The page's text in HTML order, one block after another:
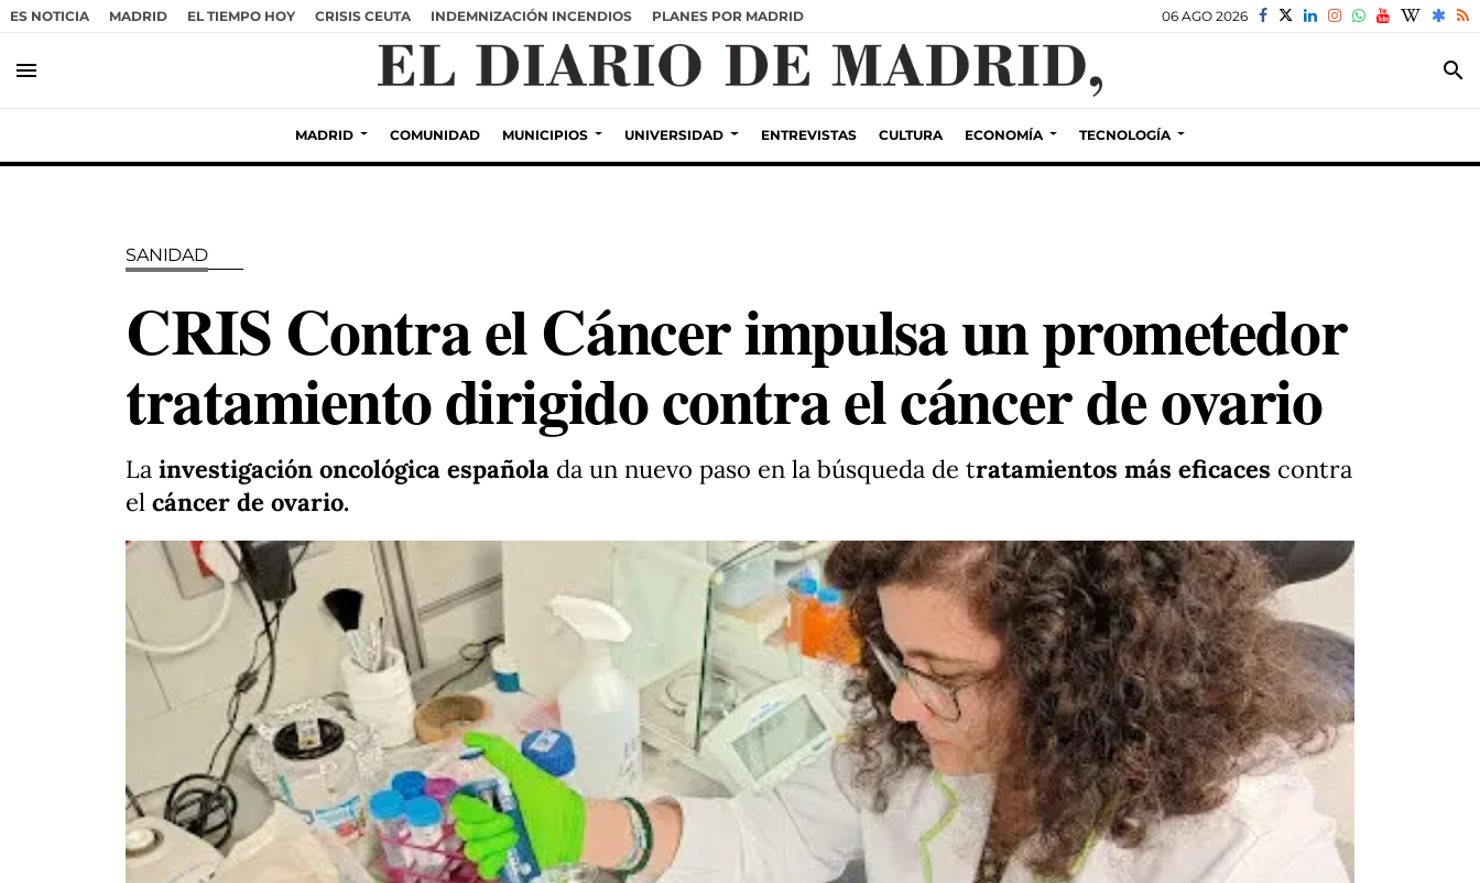
ES NOTICIA MADRID EL TIEMPO HOY CRISIS CEUTA INDEMNIZACIÓN INCENDIOS PLANES POR MADRID 06 AGO 2026
menu search
MADRID COMUNIDAD MUNICIPIOS UNIVERSIDAD ENTREVISTAS CULTURA ECONOMÍA TECNOLOGÍA
SANIDAD
CRIS Contra el Cáncer impulsa un prometedor
tratamiento dirigido contra el cáncer de ovario
La investigación oncológica española da un nuevo paso en la búsqueda de tratamientos más eficaces contra
el cáncer de ovario.